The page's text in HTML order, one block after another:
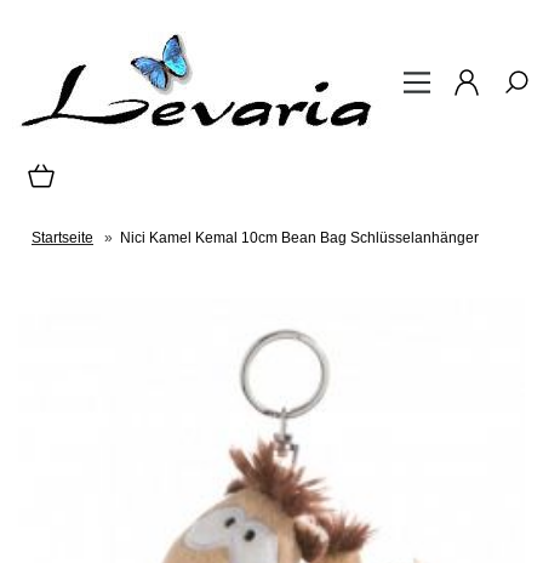
Startseite » Nici Kamel Kemal 10cm Bean Bag Schlüsselanhänger